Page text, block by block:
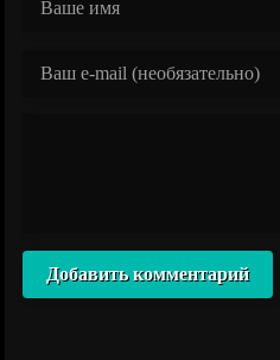
Добавить комментарий